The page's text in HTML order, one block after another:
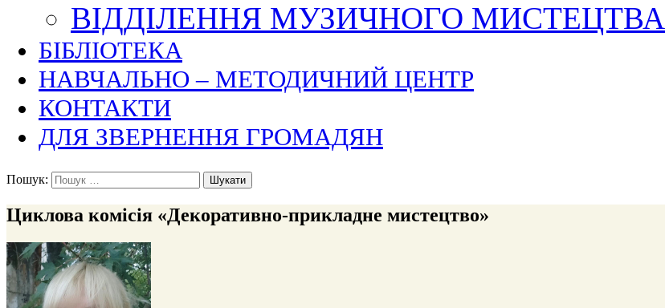
ВІДДІЛЕННЯ МУЗИЧНОГО МИСТЕЦТВА
БІБЛІОТЕКА
НАВЧАЛЬНО – МЕТОДИЧНИЙ ЦЕНТР
КОНТАКТИ
ДЛЯ ЗВЕРНЕННЯ ГРОМАДЯН
Пошук:
Циклова комісія «Декоративно-прикладне мистецтво»